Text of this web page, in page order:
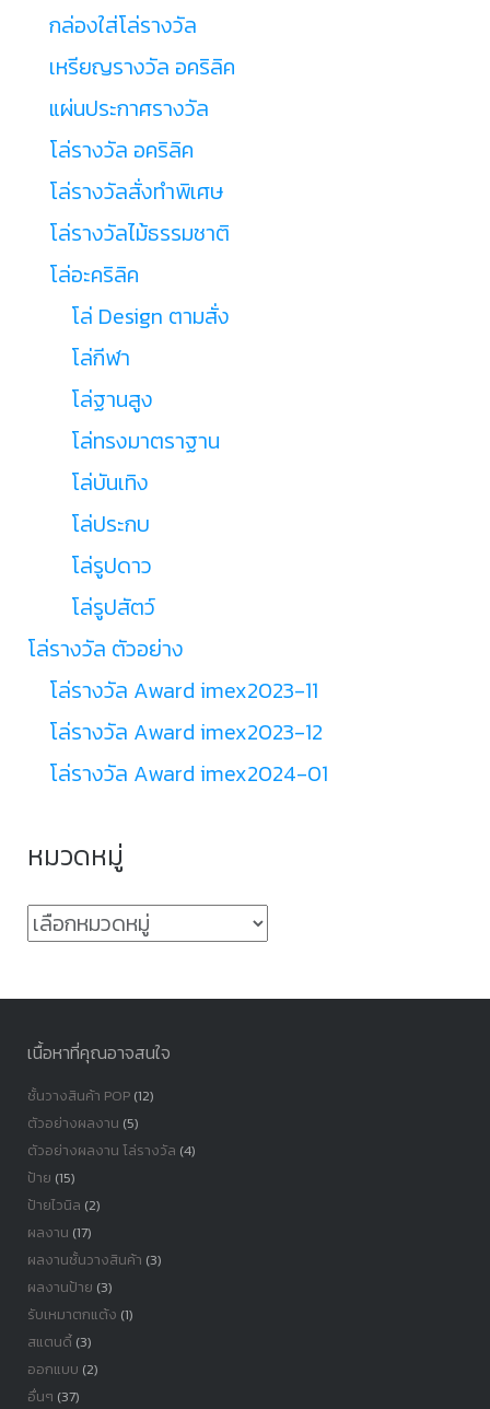
กล่องใส่โล่รางวัล
เหรียญรางวัล อคริลิค
แผ่นประกาศรางวัล
โล่รางวัล อคริลิค
โล่รางวัลสั่งทำพิเศษ
โล่รางวัลไม้ธรรมชาติ
โล่อะคริลิค
โล่ Design ตามสั่ง
โล่กีฬา
โล่ฐานสูง
โล่ทรงมาตราฐาน
โล่บันเทิง
โล่ประกบ
โล่รูปดาว
โล่รูปสัตว์
โล่รางวัล ตัวอย่าง
โล่รางวัล Award imex2023-11
โล่รางวัล Award imex2023-12
โล่รางวัล Award imex2024-01
หมวดหมู่
หมวด
เนื้อหาที่คุณอาจสนใจ
ชั้นวางสินค้า POP(12)
ตัวอย่างผลงาน (5)
ตัวอย่างผลงาน โล่รางวัล (4)
ป้าย (15)
ป้ายไวนิล (2)
ผลงาน (17)
ผลงานชั้นวางสินค้า (3)
ผลงานป้าย (3)
รับเหมาตกแต้ง (1)
สแตนดี้(3)
ออกแบบ (2)
อื่นๆ (37)